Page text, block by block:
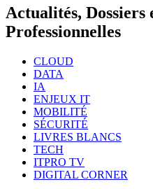
Actualités, Dossiers
Professionnelles
CLOUD
DATA
IA
ENJEUX IT
MOBILITÉ
SÉCURITÉ
LIVRES BLANCS
TECH
ITPRO TV
DIGITAL CORNER